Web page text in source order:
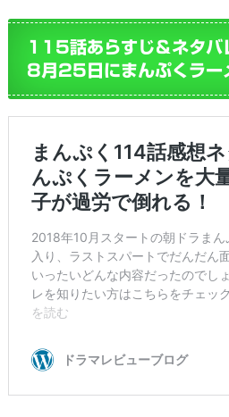
115話あらすじ＆ネタ
8月25日にまんぷくラー